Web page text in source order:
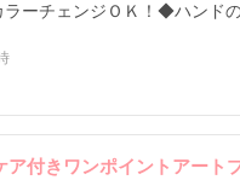
ーチェンジＯＫ！◆ハンド
付きワンポイントアート